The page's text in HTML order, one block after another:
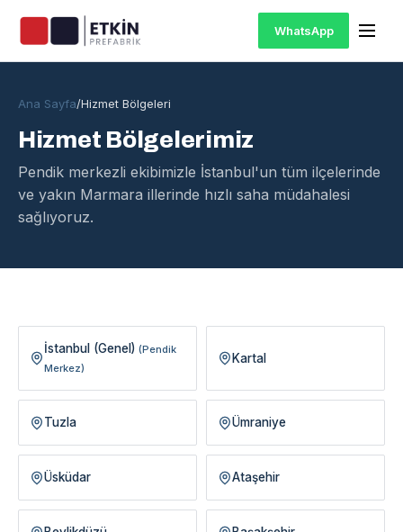
WhatsApp
Ana Sayfa/Hizmet Bölgeleri
Hizmet Bölgelerimiz
Pendik merkezli ekibimizle İstanbul'un tüm ilçelerinde
ve yakın Marmara illerinde hızlı saha müdahalesi
sağlıyoruz.
İstanbul (Genel) (Pendik
Merkez)
Kartal
Tuzla Ümraniye
Üsküdar Ataşehir